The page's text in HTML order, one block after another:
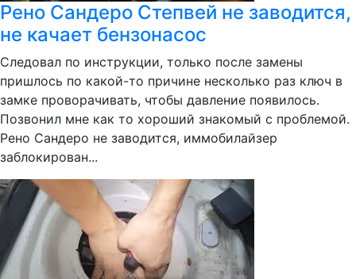
Рено Сандеро Степвей не заводится,
не качает бензонасос
Следовал по инструкции, только после замены
пришлось по какой-то причине несколько раз ключ в
замке проворачивать, чтобы давление появилось.
Позвонил мне как то хороший знакомый с проблемой.
Рено Сандеро не заводится, иммобилайзер
заблокирован...